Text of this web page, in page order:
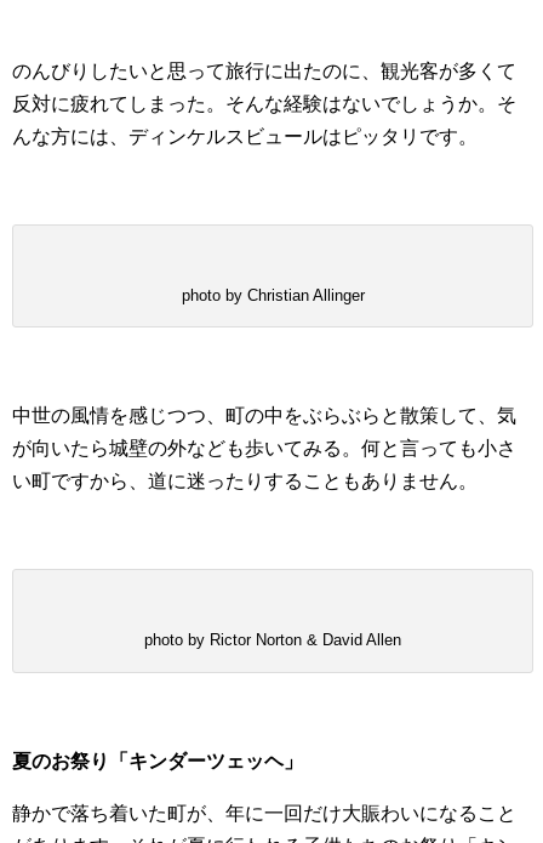
のんびりしたいと思って旅行に出たのに、観光客が多くて
反対に疲れてしまった。そんな経験はないでしょうか。そ
んな方には、ディンケルスビュールはピッタリです。
photo by Christian Allinger
中世の風情を感じつつ、町の中をぶらぶらと散策して、気
が向いたら城壁の外なども歩いてみる。何と言っても小さ
い町ですから、道に迷ったりすることもありません。
photo by Rictor Norton & David Allen
夏のお祭り「キンダーツェッヘ」
静かで落ち着いた町が、年に一回だけ大賑わいになること